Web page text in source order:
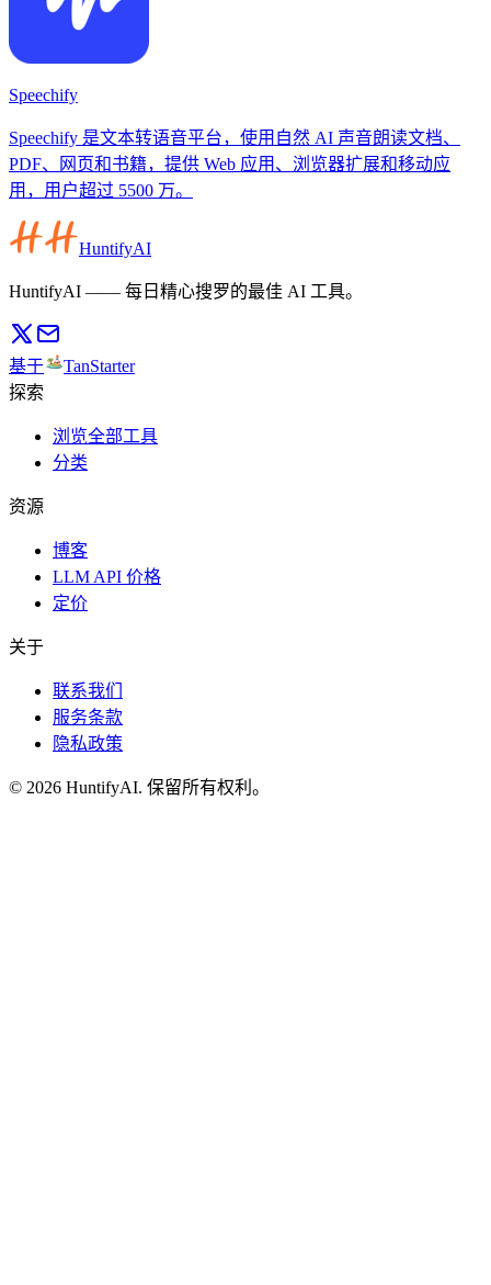
Speechify
Speechify 是文本转语音平台，使用自然 AI 声音朗读文档、
PDF、网页和书籍，提供 Web 应用、浏览器扩展和移动应
用，用户超过 5500 万。
HuntifyAI
HuntifyAI —— 每日精心搜罗的最佳 AI 工具。
基于
TanStarter
探索
浏览全部工具
分类
资源
博客
LLM API 价格
定价
关于
联系我们
服务条款
隐私政策
© 2026 HuntifyAI. 保留所有权利。